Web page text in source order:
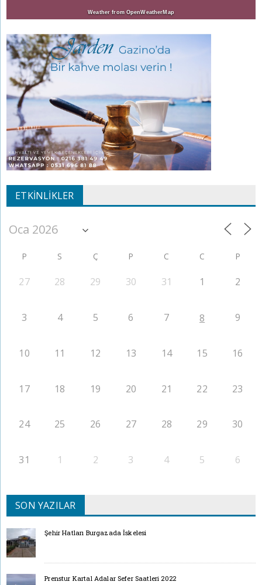
Weather from OpenWeatherMap
ETKINLIKLER
P S Ç P C C P
27 28 29 30 31 1 2
3 4 5 6 7 8 9
10 11 12 13 14 15 16
17 18 19 20 21 22 23
24 25 26 27 28 29 30
31 1 2 3 4 5 6
SON YAZILAR
Şehir Hatları Burgazada İskelesi
Prenstur Kartal Adalar Sefer Saatleri 2022